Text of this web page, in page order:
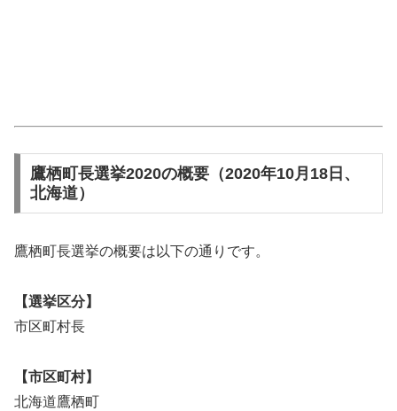
鷹栖町長選挙2020の概要（2020年10月18日、
北海道）
鷹栖町長選挙の概要は以下の通りです。
【選挙区分】
市区町村長
【市区町村】
北海道鷹栖町